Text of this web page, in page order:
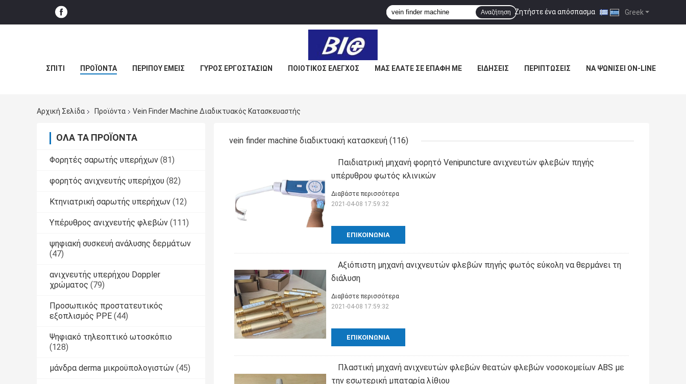
Greek
Ζητήστε ένα απόσπασμα |
Αναζήτηση
ΣΠΊΤΙ ΠΡΟΪΌΝΤΑ ΠΕΡΊΠΟΥ ΕΜΕΊΣ ΓΎΡΟΣ ΕΡΓΟΣΤΑΣΊΩΝ ΠΟΙΟΤΙΚΌΣ ΈΛΕΓΧΟΣ ΜΑΣ ΕΛΆΤΕ ΣΕ ΕΠΑΦΉ ΜΕ ΕΙΔΉΣΕΙΣ ΠΕΡΙΠΤΏΣΕΙΣ ΝΑ ΨΩΝΊΣΕΙ ON-LINE
Αρχική Σελίδα Προϊόντα Vein Finder Machine Διαδικτυακός Κατασκευαστής
ΌΛΑ ΤΑ ΠΡΟΪΌΝΤΑ
Φορητές σαρωτής υπερήχων (81)
φορητός ανιχνευτής υπερήχου (82)
Κτηνιατρική σαρωτής υπερήχων (12)
Υπέρυθρος ανιχνευτής φλεβών (111)
ψηφιακή συσκευή ανάλυσης δερμάτων
(47)
ανιχνευτής υπερήχου Doppler
χρώματος (79)
Προσωπικός προστατευτικός
εξοπλισμός PPE (44)
Ψηφιακό τηλεοπτικό ωτοσκόπιο
(128)
μάνδρα derma μικροϋπολογιστών (45)
vein finder machine διαδικτυακή κατασκευή (116)
Παιδιατρική μηχανή φορητό Venipuncture ανιχνευτών φλεβών πηγής
υπέρυθρου φωτός κλινικών
ΕΠΙΚΟΙΝΩΝΊΑ
Διαβάστε περισσότερα
2021-04-08 17:59:32
Αξιόπιστη μηχανή ανιχνευτών φλεβών πηγής φωτός εύκολη να θερμάνει τη
διάλυση
ΕΠΙΚΟΙΝΩΝΊΑ
Διαβάστε περισσότερα
2021-04-08 17:59:32
Πλαστική μηχανή ανιχνευτών φλεβών θεατών φλεβών νοσοκομείων ABS με
την εσωτερική μπαταρία λίθιου